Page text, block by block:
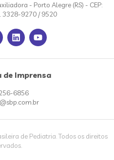
- Porto Alegre (RS) - CEP:
3328-9270 / 9520
de Imprensa
6856
de Pediatria. Todos os direitos